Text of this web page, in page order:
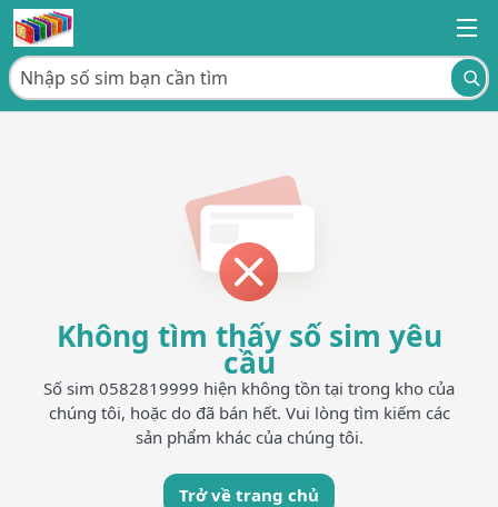
Không tìm thấy số sim yêu
cầu
Số sim 0582819999 hiện không tồn tại trong kho của
chúng tôi, hoặc do đã bán hết. Vui lòng tìm kiếm các
sản phẩm khác của chúng tôi.
Trở về trang chủ